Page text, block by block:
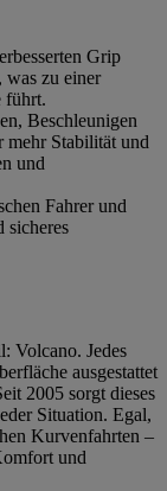
Grip
zu einer
führt.
Beschleunigen
Stabilität und
und
Fahrer und
sicheres
Volcano. Jedes
ausgestattet
2005 sorgt dieses
Situation. Egal,
Kurvenfahrten –
und